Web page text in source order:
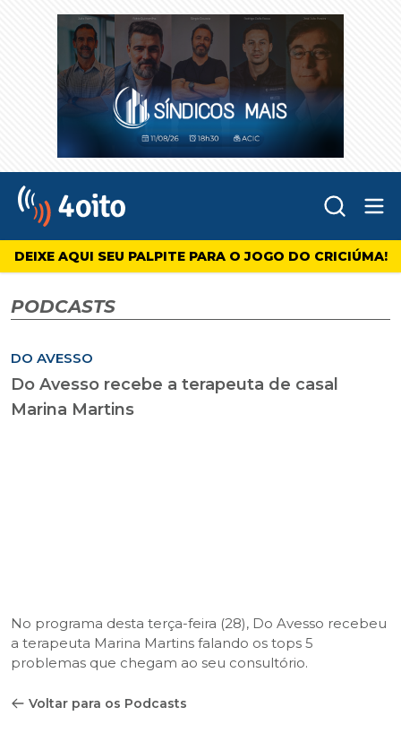
4oito
DEIXE AQUI SEU PALPITE PARA O JOGO DO CRICIÚMA!
PODCASTS
DO AVESSO
Do Avesso recebe a terapeuta de casal
Marina Martins
No programa desta terça-feira (28), Do Avesso recebeu
a terapeuta Marina Martins falando os tops 5
problemas que chegam ao seu consultório.
Voltar para os Podcasts